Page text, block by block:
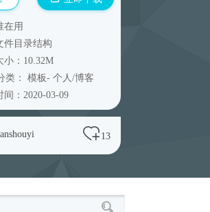
在用
件目录结构
小：10.32M
类： 模板- 个人/博客
间：2020-03-09
13